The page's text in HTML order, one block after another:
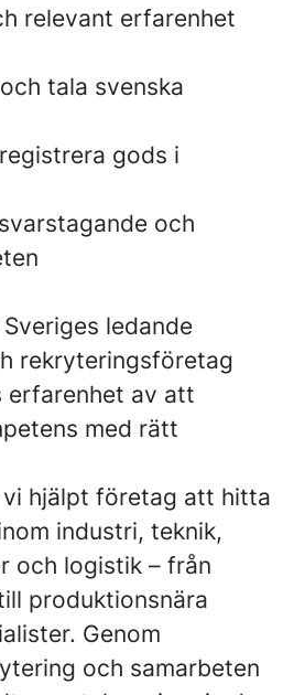
relevant erfarenhet
tala svenska
gods i
och
ledande
rekryteringsföretag
erfarenhet av att
med rätt
vi hjälpt företag att hitta
industri, teknik,
och logistik – från
produktionsnära
Genom
och samarbeten